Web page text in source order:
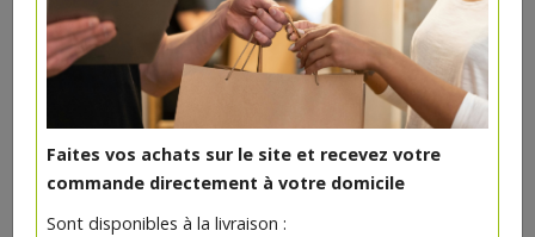
Faites vos achats sur le site et recevez votre
commande directement à votre domicile
Sont disponibles à la livraison :
3.78€
Réception souhaitée le
DANS LA MÊME CATÉGORIE ...